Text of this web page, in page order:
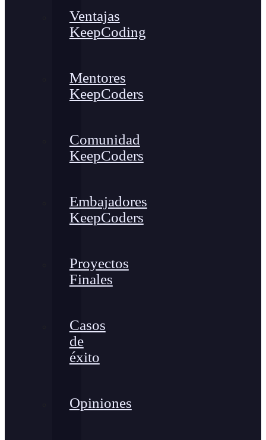
Ventajas
KeepCoding
Mentores
KeepCoders
Comunidad
KeepCoders
Embajadores
KeepCoders
Proyectos
Finales
Casos
de
éxito
Opiniones